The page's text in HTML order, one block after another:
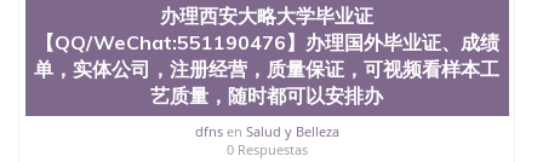
办理西安大略大学毕业证
【QQ/WeChat:551190476】办理国外毕业证、成绩
单，实体公司，注册经营，质量保证，可视频看样本工
艺质量，随时都可以安排办
dfnsen Salud y Belleza
0 Respuestas